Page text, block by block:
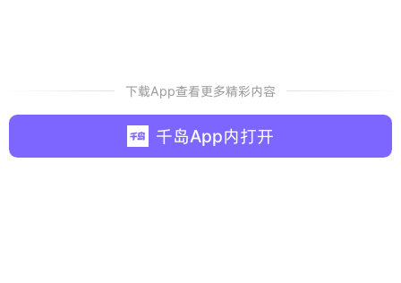
下载App查看更多精彩内容
千岛App内打开